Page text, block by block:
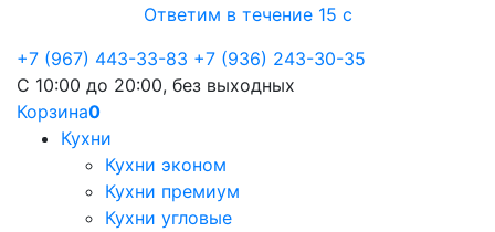
Ответим в течение 15 с
+7 (967) 443-33-83 +7 (936) 243-30-35
С 10:00 до 20:00, без выходных
Корзина0
Кухни
Кухни эконом
Кухни премиум
Кухни угловые